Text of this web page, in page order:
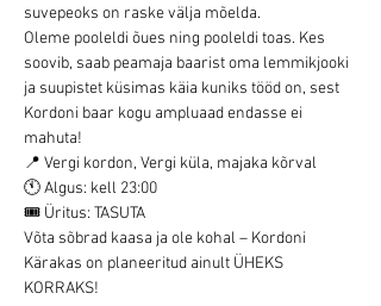
suvepeoks on raske välja mõelda.
Oleme pooleldi õues ning pooleldi toas. Kes
soovib, saab peamaja baarist oma lemmikjooki
ja suupistet küsimas käia kuniks tööd on, sest
Kordoni baar kogu ampluaad endasse ei
mahuta!
📍 Vergi kordon, Vergi küla, majaka kõrval
🕚 Algus: kell 23:00
🎟 Üritus: TASUTA
Võta sõbrad kaasa ja ole kohal – Kordoni
Kärakas on planeeritud ainult ÜHEKS
KORRAKS!